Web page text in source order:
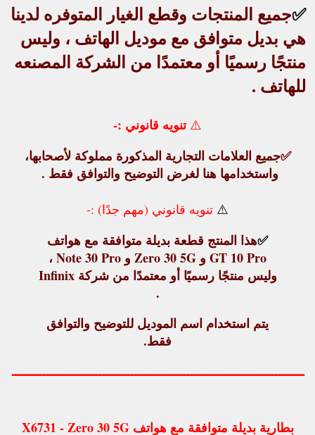
✅جميع المنتجات وقطع الغيار المتوفره لدينا
هي بديل متوافق مع موديل الهاتف ، وليس
منتجًا رسميًا أو معتمدًا من الشركة المصنعه
للهاتف .
⚠️تنويه قانوني :-
✅جميع العلامات التجارية المذكورة مملوكة لأصحابها،
واستخدامها هنا لغرض التوضيح والتوافق فقط .
⚠️ تنويه قانوني (مهم جدًا) :-
✅هذا المنتج قطعة بديلة متوافقة مع هواتف
GT 10 Pro و Zero 30 5G و Note 30 Pro ،
وليس منتجًا رسميًا أو معتمدًا من شركة Infinix
.
يتم استخدام اسم الموديل للتوضيح والتوافق
فقط.
ـــــــــــــــــــــــــــــــــــــــــــــــــــــــــــــــــــــــــــــــــــ
بطارية بديلة متوافقة مع هواتف X6731 - Zero 30 5G